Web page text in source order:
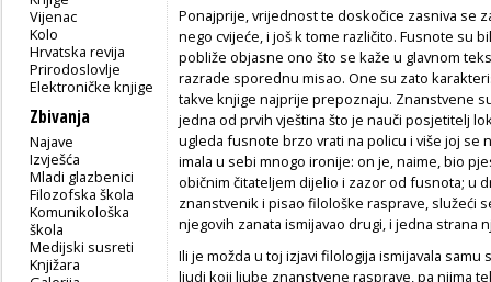
Vijenac
Kolo
Hrvatska revija
Prirodoslovlje
Elektroničke knjige
Zbivanja
Najave
Izvješća
Mladi glazbenici
Filozofska škola
Komunikološka
škola
Medijski susreti
Knjižara
Ponajprije, vrijednost te doskočice zasniva se
nego cvijeće, i još k tome različito. Fusnote su
pobliže objasne ono što se kaže u glavnom
razrade sporednu misao. One su zato
takve knjige najprije prepoznaju. Znanstvene
jedna od prvih vještina što je nauči posjetitelj
ugleda fusnote brzo vrati na policu i više joj se
imala u sebi mnogo ironije: on je, naime, bio
običnim čitateljem dijelio i zazor od fusnota; u
znanstvenik i pisao filološke rasprave, služeći
njegovih zanata ismijavao drugi, i jedna strana
Ili je možda u toj izjavi filologija ismijavala samu
ljudi koji ljube znanstvene rasprave, pa njima